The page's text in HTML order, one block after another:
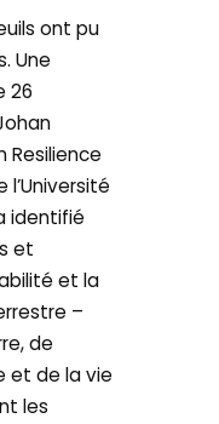
ont pu
Une
26
Resilience
identifié
et
et la
–
de
et de la vie
les